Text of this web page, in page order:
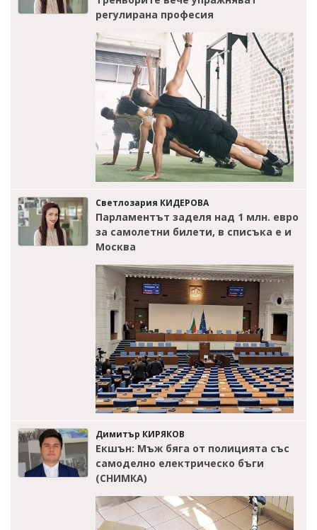
регулирана професия
Светлозария КИДЕРОВА
Парламентът заделя над 1 млн. евро
за самолетни билети, в списъка е и
Москва
Димитър КИРЯКОВ
Екшън: Мъж бяга от полицията със
самоделно електрическо бъги
(СНИМКА)